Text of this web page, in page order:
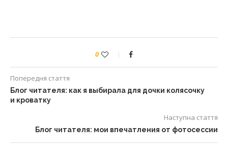
0
Попередня стаття
Блог читателя: как я выбирала для дочки колясочку
и кроватку
Наступна стаття
Блог читателя: мои впечатления от фотосессии